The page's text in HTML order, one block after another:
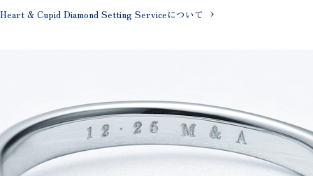
Heart & Cupid Diamond Setting Serviceについて